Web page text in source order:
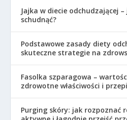
Jajka w diecie odchudzającej
schudnąć?
Podstawowe zasady diety
skuteczne strategie na
Fasolka szparagowa –
zdrowotne właściwości i
Purging skóry: jak rozpoznać